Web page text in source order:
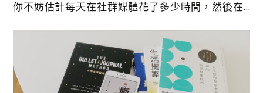
你不妨估計每天在社群媒體花了多少時間，然後在
把答案放在你的心中，然後我們一起看看這篇文章
吧。數位極簡主義，旨在不使用可有可無的數位科
技，徹底成為數位極簡主義者，不再受到新科技的